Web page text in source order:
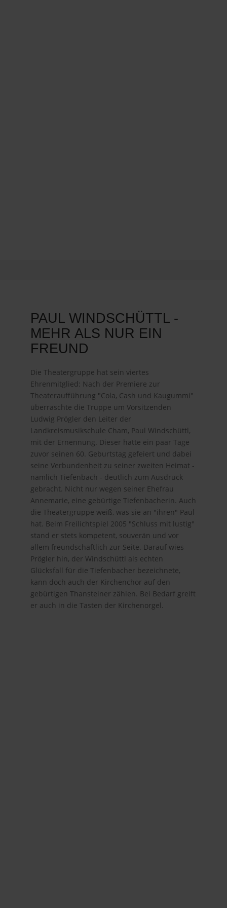
PAUL WINDSCHÜTTL -
MEHR ALS NUR EIN
FREUND
Die Theatergruppe hat sein viertes
Ehrenmitglied: Nach der Premiere zur
Theateraufführung "Cola, Cash und Kaugummi"
überraschte die Truppe um Vorsitzenden
Ludwig Prögler den Leiter der
Landkreismusikschule Cham, Paul Windschüttl,
mit der Ernennung. Dieser hatte ein paar Tage
zuvor seinen 60. Geburtstag gefeiert und dabei
seine Verbundenheit zu seiner zweiten Heimat -
nämlich Tiefenbach - deutlich zum Ausdruck
gebracht. Nicht nur wegen seiner Ehefrau
Annemarie, eine gebürtige Tiefenbacherin. Auch
die Theatergruppe weiß, was sie an "ihren" Paul
hat. Beim Freilichtspiel 2005 "Schluss mit lustig"
stand er stets kompetent, souverän und vor
allem freundschaftlich zur Seite. Darauf wies
Prögler hin, der Windschüttl als echten
Glücksfall für die Tiefenbacher bezeichnete,
kann doch auch der Kirchenchor auf den
gebürtigen Thansteiner zählen. Bei Bedarf greift
er auch in die Tasten der Kirchenorgel.